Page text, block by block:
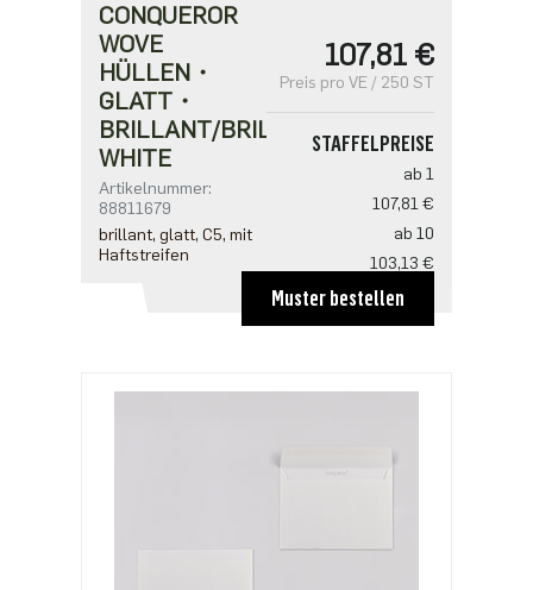
CONQUEROR
WOVE
HÜLLEN・
GLATT・
BRILLANT/BRILLIANT
WHITE
Artikelnummer:
88811679
brillant, glatt, C5, mit
Haftstreifen
107,81 €
Preis pro VE / 250 ST
STAFFELPREISE
ab 1
107,81 €
ab 10
103,13 €
ab 20
93,75 €
Muster bestellen